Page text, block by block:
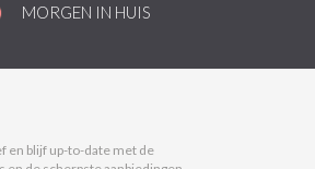
MORGEN IN HUIS
en blijf up-to-date met de